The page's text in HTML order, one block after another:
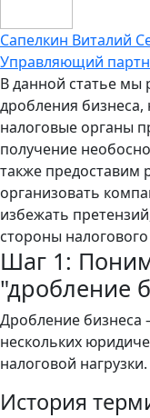
Сапелкин Виталий
Управляющий
В данной статье мы
дробления
налоговые органы
получение
также предоставим
организовать
избежать
стороны
Шаг 1:
"дробление
Дробление бизнеса
нескольких
налоговой нагрузки.
История